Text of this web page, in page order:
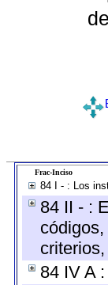
Frac-Inciso
84 I - : Los
84 II - :
84 IV A